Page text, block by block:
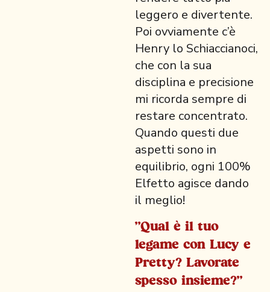
leggero e divertente.
Poi ovviamente c’è
Henry lo Schiaccianoci,
che con la sua
disciplina e precisione
mi ricorda sempre di
restare concentrato.
Quando questi due
aspetti sono in
equilibrio, ogni 100%
Elfetto agisce dando
il meglio!
"Qual è il tuo
legame con Lucy e
Pretty? Lavorate
spesso insieme?"